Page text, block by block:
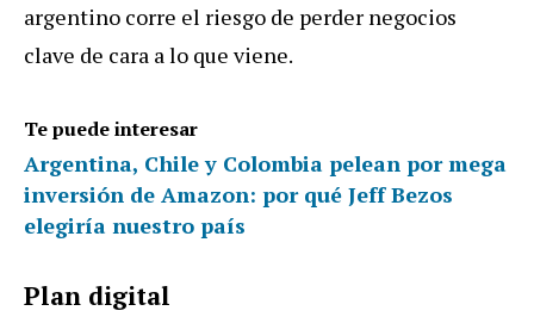
argentino corre el riesgo de perder negocios
clave de cara a lo que viene.
Te puede interesar
Argentina, Chile y Colombia pelean por mega
inversión de Amazon: por qué Jeff Bezos
elegiría nuestro país
Plan digital